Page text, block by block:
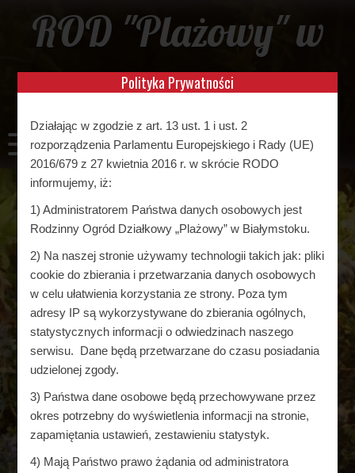
to
content
ROD "Plażowy" w
Białymstoku
Polityka Prywatności
Działając w zgodzie z art. 13 ust. 1 i ust. 2
rozporządzenia Parlamentu Europejskiego i Rady (UE)
2016/679 z 27 kwietnia 2016 r. w skrócie RODO
informujemy, iż:
1) Administratorem Państwa danych osobowych jest
Rodzinny Ogród Działkowy „Plażowy” w Białymstoku.
2) Na naszej stronie używamy technologii takich jak: pliki
cookie do zbierania i przetwarzania danych osobowych
w celu ułatwienia korzystania ze strony. Poza tym
adresy IP są wykorzystywane do zbierania ogólnych,
statystycznych informacji o odwiedzinach naszego
serwisu. Dane będą przetwarzane do czasu posiadania
udzielonej zgody.
3) Państwa dane osobowe będą przechowywane przez
okres potrzebny do wyświetlenia informacji na stronie,
zapamiętania ustawień, zestawieniu statystyk.
4) Mają Państwo prawo żądania od administratora